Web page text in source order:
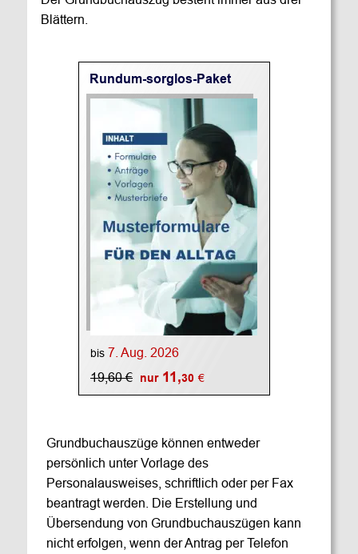
Blättern.
Grundbuchauszüge können entweder
persönlich unter Vorlage des
Personalausweises, schriftlich oder per Fax
beantragt werden. Die Erstellung und
Übersendung von Grundbuchauszügen kann
nicht erfolgen, wenn der Antrag per Telefon
19,60 € nur 11,30 €
bis 7. Aug. 2026
Rundum-sorglos-Paket